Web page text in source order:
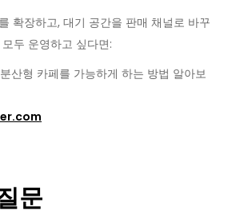
확장하고, 대기 공간을 판매 채널로 바꾸
두 운영하고 싶다면:
산형 카페를 가능하게 하는 방법 알아보
문